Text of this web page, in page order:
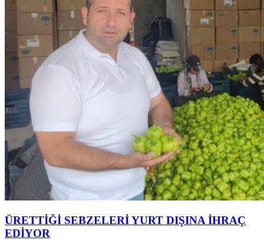
ÜRETTİĞİ SEBZELERİ YURT DIŞINA İHRAÇ
EDİYOR